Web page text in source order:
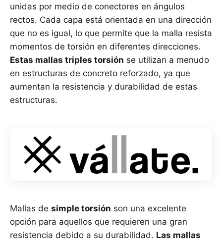
unidas por medio de conectores en ángulos
rectos. Cada capa está orientada en una dirección
que no es igual, lo que permite que la malla resista
momentos de torsión en diferentes direcciones.
Estas mallas triples torsión se utilizan a menudo
en estructuras de concreto reforzado, ya que
aumentan la resistencia y durabilidad de estas
estructuras.
Mallas de simple torsión son una excelente
opción para aquellos que requieren una gran
resistencia debido a su durabilidad. Las mallas